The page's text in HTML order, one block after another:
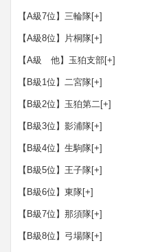
【A級7位】三輪隊[+]
【A級8位】片桐隊[+]
【A級 他】玉狛支部[+]
【B級1位】二宮隊[+]
【B級2位】玉狛第二[+]
【B級3位】影浦隊[+]
【B級4位】生駒隊[+]
【B級5位】王子隊[+]
【B級6位】東隊[+]
【B級7位】那須隊[+]
【B級8位】弓場隊[+]